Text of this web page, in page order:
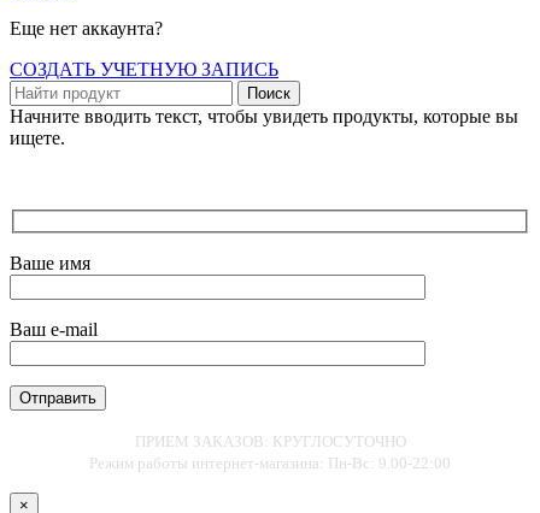
Еще нет аккаунта?
СОЗДАТЬ УЧЕТНУЮ ЗАПИСЬ
Поиск
Начните вводить текст, чтобы увидеть продукты, которые вы
ищете.
Ваше имя
Ваш e-mail
ПРИЕМ ЗАКАЗОВ: КРУГЛОСУТОЧНО
Режим работы интернет-магазина: Пн-Вс: 9.00-22:00
×